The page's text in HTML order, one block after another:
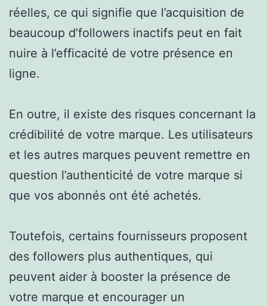
réelles, ce qui signifie que l’acquisition de
beaucoup d’followers inactifs peut en fait
nuire à l’efficacité de votre présence en
ligne.
En outre, il existe des risques concernant la
crédibilité de votre marque. Les utilisateurs
et les autres marques peuvent remettre en
question l’authenticité de votre marque si
que vos abonnés ont été achetés.
Toutefois, certains fournisseurs proposent
des followers plus authentiques, qui
peuvent aider à booster la présence de
votre marque et encourager un